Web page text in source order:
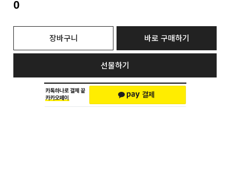
0
장바구니 바로 구매하기
선물하기